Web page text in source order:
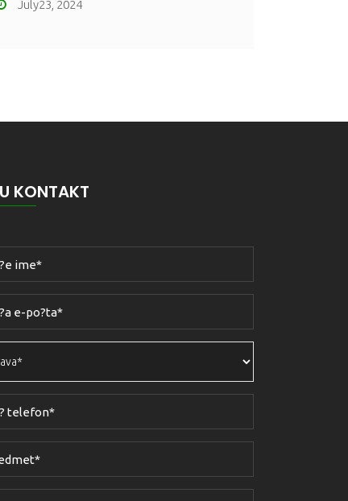
July23, 2024
KONTAKT